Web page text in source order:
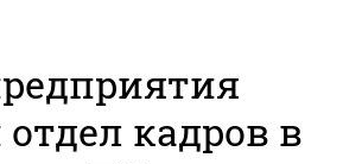
кадров в